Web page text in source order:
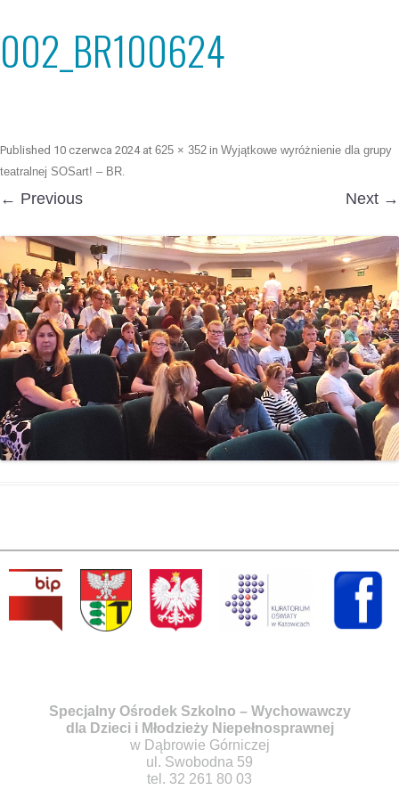
002_BR100624
Published 10 czerwca 2024at 625 × 352 in Wyjątkowe wyróżnienie dla grupy
teatralnej SOSart! – BR.
← Previous Next →
Specjalny Ośrodek Szkolno – Wychowawczy
dla Dzieci i Młodzieży Niepełnosprawnej
w Dąbrowie Górniczej
ul. Swobodna 59
tel. 32 261 80 03